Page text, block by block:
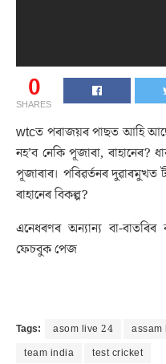
0
SHARES
wtcত পৰাজয়ৰ পাছত আহি আছে
নহ’ব নেকি পূজাৰা, ৰাহানেৰ?
পূজাৰাৰ। পৰিৱর্তনৰ দুৱাৰমুখত
ৰাহানেৰ বিকল্প?
এনেধৰণৰ অন্যান্য বা-
ফেচবুক পেজ
Tags: asom live 24 assam
team india
test cricket